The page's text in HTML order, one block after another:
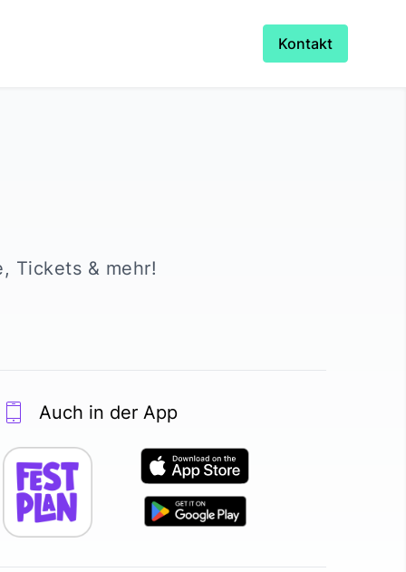
Kontakt
Tickets & mehr!
Auch in der App